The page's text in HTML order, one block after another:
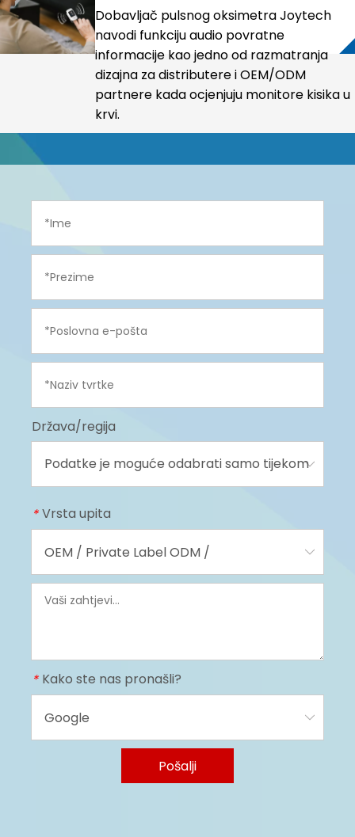
procijeniti pri kupnji pulsnog
oksimetra?
Dobavljač pulsnog oksimetra Joytech
navodi funkciju audio povratne
informacije kao jedno od razmatranja
dizajna za distributere i OEM/ODM
partnere kada ocjenjuju monitore kisika u
krvi.
Država/regija
* Vrsta upita
* Kako ste nas pronašli?
Pošalji